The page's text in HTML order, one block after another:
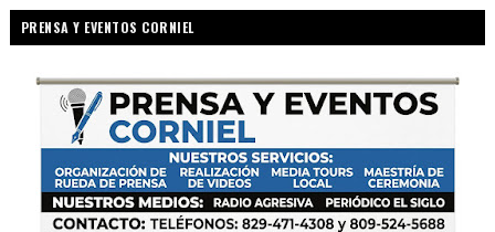
PRENSA Y EVENTOS CORNIEL